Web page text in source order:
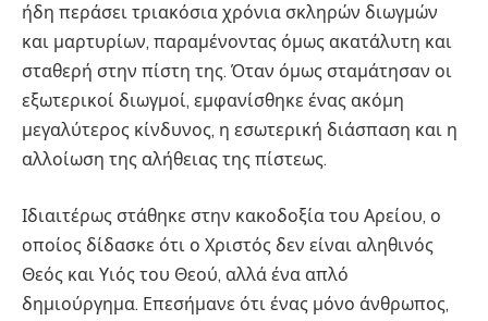
ήδη περάσει τριακόσια χρόνια σκληρών διωγμών
και μαρτυρίων, παραμένοντας όμως ακατάλυτη και
σταθερή στην πίστη της. Όταν όμως σταμάτησαν οι
εξωτερικοί διωγμοί, εμφανίσθηκε ένας ακόμη
μεγαλύτερος κίνδυνος, η εσωτερική διάσπαση και η
αλλοίωση της αλήθειας της πίστεως.
Ιδιαιτέρως στάθηκε στην κακοδοξία του Αρείου, ο
οποίος δίδασκε ότι ο Χριστός δεν είναι αληθινός
Θεός και Υιός του Θεού, αλλά ένα απλό
δημιούργημα. Επεσήμανε ότι ένας μόνο άνθρωπος,